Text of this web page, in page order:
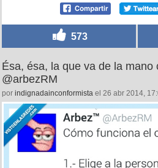
573
Ésa, ésa, la que va de la mano
@arbezRM
por indignadainconformista el 26 abr 2014,